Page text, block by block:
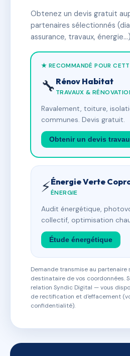
Obtenez un devis gratuit
partenaires sélectionnés
assurance, travaux,
★ RECOMMANDÉ POUR
🔧 Rénov Habitat
TRAVAUX &
Ravalement, toiture,
communes. Devis gratuit.
Obtenir un devis
⚡Énergie Verte
ÉNERGIE
Audit énergétique,
collectif, optimisation
Étude énergétique
Demande transmise au partenaire
destinataire de vos coordonnées.
relation Syndic Digital — vous
de rectification et d'effacement
confidentialité).